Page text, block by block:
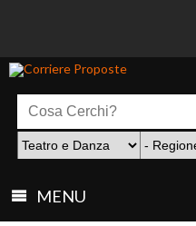
MENU